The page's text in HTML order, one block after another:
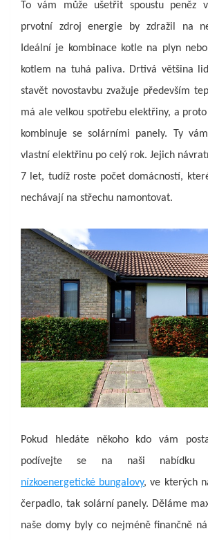
To vám může ušetřit spoustu peněz
prvotní zdroj energie by zdražil na
Ideální je kombinace kotle na plyn
kotlem na tuhá paliva. Drtivá většina
stavět novostavbu zvažuje především
má ale velkou spotřebu elektřiny, a
kombinuje se solárními panely. Ty
vlastní elektřinu po celý rok. Jejich
7 let, tudíž roste počet domácností,
nechávají na střechu namontovat.
Pokud hledáte někoho kdo vám
podívejte se na naši nabídku
nízkoenergetické bungalovy, ve kterých
čerpadlo, tak solární panely. Děláme
naše domy byly co nejméně finančně